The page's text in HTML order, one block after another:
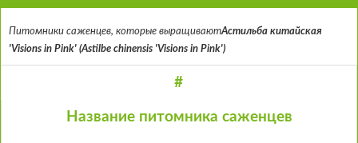
Питомники саженцев, которые выращиваютАстильба китайская
'Visions in Pink' (Astilbe chinensis 'Visions in Pink')
#
Название питомника саженцев